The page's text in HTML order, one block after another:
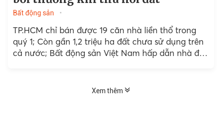
Bất động sản
TP.HCM chỉ bán được 19 căn nhà liền thổ trong
quý 1; Còn gần 1,2 triệu ha đất chưa sử dụng trên
cả nước; Bất động sản Việt Nam hấp dẫn nhà đầu
Xem thêm